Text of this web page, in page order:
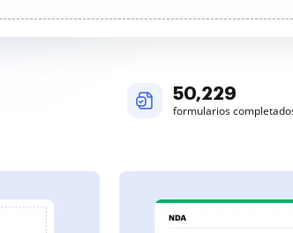
50,229
formularios